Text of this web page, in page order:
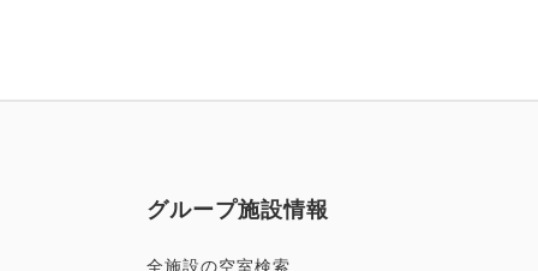
グループ施設情報
全施設の空室検索